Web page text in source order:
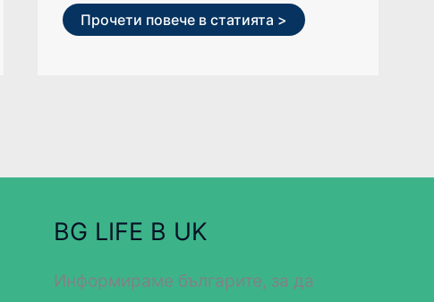
Прочети повече в статията >
BG LIFE В UK
Информираме българите, за да